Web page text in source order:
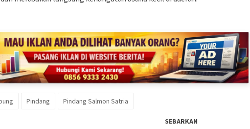
Pindang Pindang Salmon Satria
SEBARKAN